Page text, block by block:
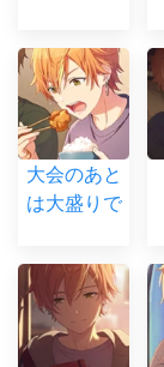
大会のあと
は大盛りで